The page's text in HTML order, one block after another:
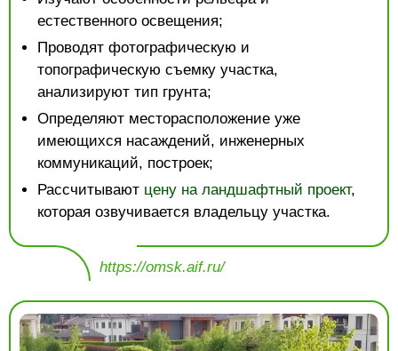
естественного освещения;
Проводят фотографическую и
топографическую съемку участка,
анализируют тип грунта;
Определяют месторасположение уже
имеющихся насаждений, инженерных
коммуникаций, построек;
Рассчитывают цену на ландшафтный проект,
которая озвучивается владельцу участка.
https://omsk.aif.ru/